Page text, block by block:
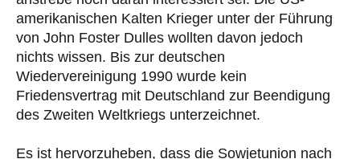
amerikanischen Kalten Krieger unter der Führung
von John Foster Dulles wollten davon jedoch
nichts wissen. Bis zur deutschen
Wiedervereinigung 1990 wurde kein
Friedensvertrag mit Deutschland zur Beendigung
des Zweiten Weltkriegs unterzeichnet.
Es ist hervorzuheben, dass die Sowjetunion nach